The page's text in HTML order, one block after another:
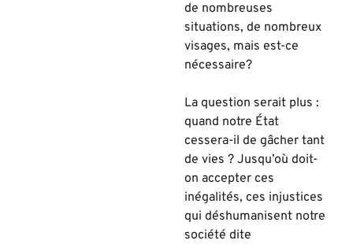
de nombreuses
situations, de nombreux
visages, mais est-ce
nécessaire?
La question serait plus :
quand notre État
cessera-il de gâcher tant
de vies ? Jusqu’où doit-
on accepter ces
inégalités, ces injustices
qui déshumanisent notre
société dite